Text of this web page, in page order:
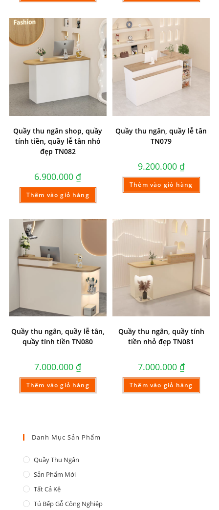
Quầy thu ngân shop, quầy
tính tiền, quầy lễ tân nhỏ
đẹp TN082
6.900.000 ₫
Thêm vào giỏ hàng
Quầy thu ngân, quầy lễ tân
TN079
9.200.000 ₫
Thêm vào giỏ hàng
Quầy thu ngân, quầy lễ tân,
quầy tính tiền TN080
7.000.000 ₫
Thêm vào giỏ hàng
Quầy thu ngân, quầy tính
tiền nhỏ đẹp TN081
7.000.000 ₫
Thêm vào giỏ hàng
Danh Mục Sản Phẩm
Quầy Thu Ngân
Sản Phẩm Mới
Tất Cả Kệ
Tủ Bếp Gỗ Công Nghiệp